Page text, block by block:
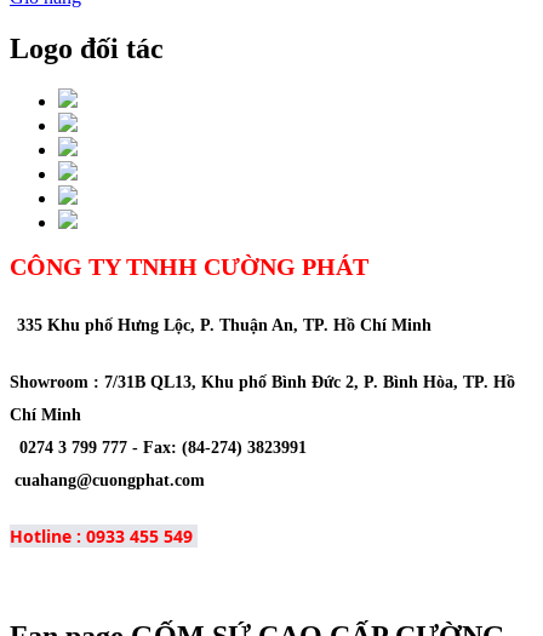
Logo đối tác
CÔNG TY TNHH CƯỜNG PHÁT
335 Khu phố Hưng Lộc, P. Thuận An, TP. Hồ Chí Minh
Showroom : 7/31B QL13, Khu phố Bình Đức 2, P. Bình Hòa, TP. Hồ
Chí Minh
0274 3 799 777 - Fax: (84-274) 3823991
cuahang@cuongphat.com
Hotline : 0933 455 549